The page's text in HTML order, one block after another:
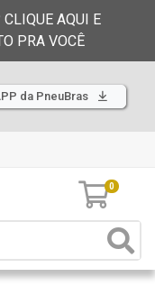
AQUI E
PRA VOCÊ
da PneuBras
0